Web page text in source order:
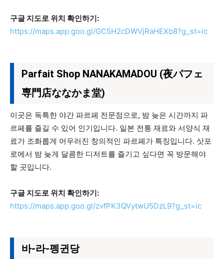
구글 지도로 위치 확인하기:
https://maps.app.goo.gl/GC5H2cDWVjRaHEXb8?g_st=ic
Parfait Shop NANAKAMADOU (夜パフェ
専門店ななかま堂)
이곳은 독특한 야간 파르페 전문점으로, 밤 늦은 시간까지 파
르페를 즐길 수 있어 인기입니다. 일본 전통 재료와 서양식 재
료가 조화롭게 어우러진 창의적인 파르페가 특징입니다. 삿포
로에서 밤 늦게 달콤한 디저트를 즐기고 싶다면 꼭 방문해야
할 곳입니다.
구글 지도로 위치 확인하기:
https://maps.app.goo.gl/zvfPK3QVytwU5DzL9?g_st=ic
바-라-펭귄당